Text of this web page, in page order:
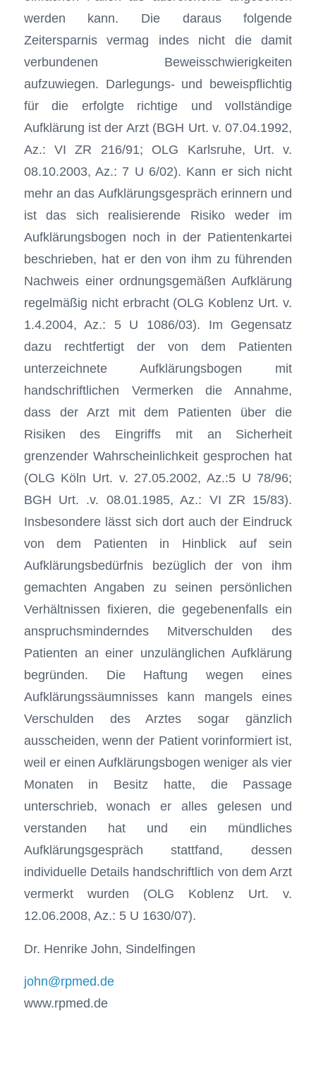
werden kann. Die daraus folgende
Zeitersparnis vermag indes nicht die damit
verbundenen Beweisschwierigkeiten
aufzuwiegen. Darlegungs- und beweispflichtig
für die erfolgte richtige und vollständige
Aufklärung ist der Arzt (BGH Urt. v. 07.04.1992,
Az.: VI ZR 216/91; OLG Karlsruhe, Urt. v.
08.10.2003, Az.: 7 U 6/02). Kann er sich nicht
mehr an das Aufklärungsgespräch erinnern und
ist das sich realisierende Risiko weder im
Aufklärungsbogen noch in der Patientenkartei
beschrieben, hat er den von ihm zu führenden
Nachweis einer ordnungsgemäßen Aufklärung
regelmäßig nicht erbracht (OLG Koblenz Urt. v.
1.4.2004, Az.: 5 U 1086/03). Im Gegensatz
dazu rechtfertigt der von dem Patienten
unterzeichnete Aufklärungsbogen mit
handschriftlichen Vermerken die Annahme,
dass der Arzt mit dem Patienten über die
Risiken des Eingriffs mit an Sicherheit
grenzender Wahrscheinlichkeit gesprochen hat
(OLG Köln Urt. v. 27.05.2002, Az.:5 U 78/96;
BGH Urt. .v. 08.01.1985, Az.: VI ZR 15/83).
Insbesondere lässt sich dort auch der Eindruck
von dem Patienten in Hinblick auf sein
Aufklärungsbedürfnis bezüglich der von ihm
gemachten Angaben zu seinen persönlichen
Verhältnissen fixieren, die gegebenenfalls ein
anspruchsminderndes Mitverschulden des
Patienten an einer unzulänglichen Aufklärung
begründen. Die Haftung wegen eines
Aufklärungssäumnisses kann mangels eines
Verschulden des Arztes sogar gänzlich
ausscheiden, wenn der Patient vorinformiert ist,
weil er einen Aufklärungsbogen weniger als vier
Monaten in Besitz hatte, die Passage
unterschrieb, wonach er alles gelesen und
verstanden hat und ein mündliches
Aufklärungsgespräch stattfand, dessen
individuelle Details handschriftlich von dem Arzt
vermerkt wurden (OLG Koblenz Urt. v.
12.06.2008, Az.: 5 U 1630/07).
Dr. Henrike John, Sindelfingen
john@rpmed.de
www.rpmed.de